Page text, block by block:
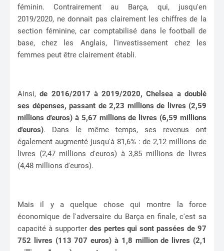
féminin. Contrairement au Barça, qui, jusqu'en
2019/2020, ne donnait pas clairement les chiffres de la
section féminine, car comptabilisé dans le football de
base, chez les Anglais, l'investissement chez les
femmes peut être clairement établi.
Ainsi,de 2016/2017 à 2019/2020, Chelsea a doublé
ses dépenses, passant de 2,23 millions de livres (2,59
millions d'euros) à 5,67 millions de livres (6,59 millions
d'euros). Dans le même temps, ses revenus ont
également augmenté jusqu'à 81,6% : de 2,12 millions de
livres (2,47 millions d'euros) à 3,85 millions de livres
(4,48 millions d'euros).
Mais il y a quelque chose qui montre la force
économique de l'adversaire du Barça en finale, c'est sa
capacité à supporter des pertes qui sont passées de 97
752 livres (113 707 euros) à 1,8 million de livres (2,1